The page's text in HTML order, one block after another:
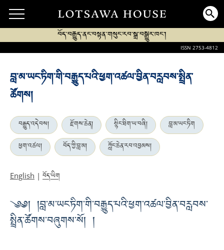
བོད་བརྒྱུད་ནང་བསྟན་གསུང་རབ་སྒྲ་བསྒྱུར་ཁང་།
ISSN 2753-4812
བླ་མ་ཡང་ཏིག་གི་བརྒྱུད་པའི་ཕྱག་འཚལ་བྱིན་བརླབས་སྤྲིན་
ཚོགས།
བརྒྱུད་འདེབས། རྫོགས་ཆེན། སྙིང་ཐིག་ཡ་བཞི།
བླ་མ་ཡང་ཏིག
ཕྱག་འཚལ།
བོད་ཀྱི་བླ་མ། ཀློང་ཆེན་རབ་འབྱམས།
English | བོད་ཡིག
༄༅། །བླ་མ་ཡང་ཏིག་གི་བརྒྱུད་པའི་ཕྱག་འཚལ་བྱིན་བརླབས་
སྤྲིན་ཚོགས་བཞུགས་སོ། །